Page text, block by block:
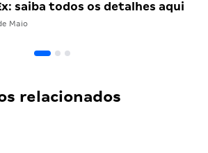
saiba todos os detalhes aqui
Maio
relacionados